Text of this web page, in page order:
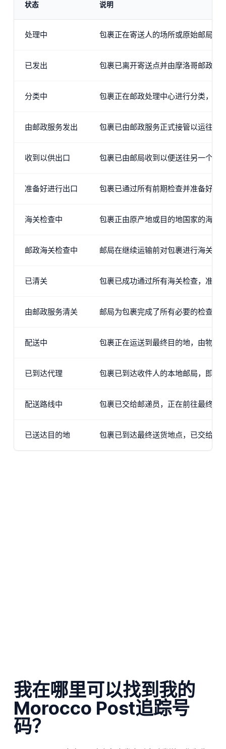
状态 说明
处理中 包裹正在寄送人的场所或原始邮局准
已发出 包裹已离开寄送点并由摩洛哥邮政运
分类中 包裹正在邮政处理中心进行分类，向
由邮政服务发出 包裹已由邮政服务正式接管以运往其
收到以供出口 包裹已由邮局收到以便送往另一个国
准备好进行出口 包裹已通过所有前期检查并准备好向
海关检查中 包裹正由原产地或目的地国家的海关
邮政海关检查中 邮局在继续运输前对包裹进行海关检
已清关 包裹已成功通过所有海关检查，准备
由邮政服务清关 邮局为包裹完成了所有必要的检查和
配送中 包裹正在运送到最终目的地，由物流
已到达代理 包裹已到达收件人的本地邮局，即将
配送路线中 包裹已交给邮递员，正在前往最终收
已送达目的地 包裹已到达最终送货地点，已交给收
我在哪里可以找到我的
Morocco Post追踪号
码？